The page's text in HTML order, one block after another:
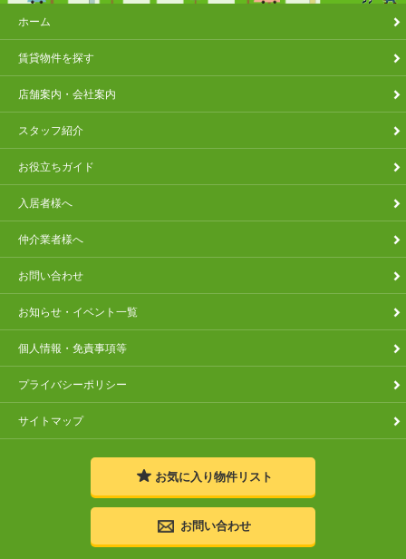
ホーム
賃貸物件を探す
店舗案内・会社案内
スタッフ紹介
お役立ちガイド
入居者様へ
仲介業者様へ
お問い合わせ
お知らせ・イベント一覧
個人情報・免責事項等
プライバシーポリシー
サイトマップ
お気に入り物件リスト
お問い合わせ